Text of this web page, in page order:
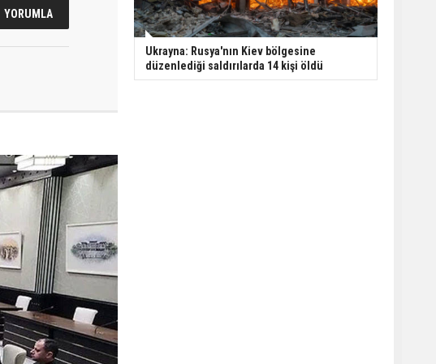
Ukrayna: Rusya'nın Kiev bölgesine
düzenlediği saldırılarda 14 kişi öldü